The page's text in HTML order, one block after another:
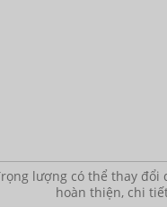
lượng có thể thay đổi
hoàn thiện, chi